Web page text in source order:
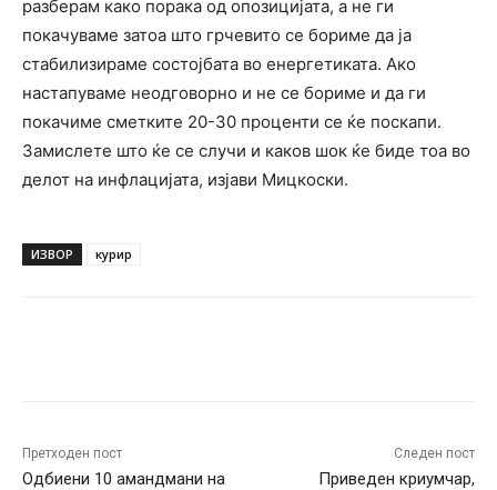
разберам како порака од опозицијата, а не ги
покачуваме затоа што грчевито се бориме да ја
стабилизираме состојбата во енергетиката. Ако
настапуваме неодговорно и не се бориме и да ги
покачиме сметките 20-30 проценти се ќе поскапи.
Замислете што ќе се случи и каков шок ќе биде тоа во
делот на инфлацијата, изјави Мицкоски.
ИЗВОР курир
Претходен пост
Одбиени 10 амандмани на
Следен пост
Приведен криумчар,